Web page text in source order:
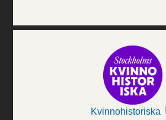
Kvinnohistoriska